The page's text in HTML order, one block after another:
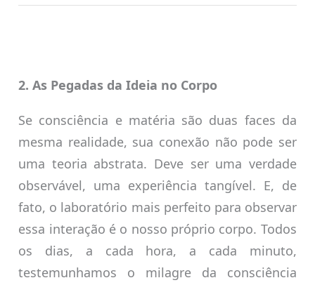
2. As Pegadas da Ideia no Corpo
Se consciência e matéria são duas faces da
mesma realidade, sua conexão não pode ser
uma teoria abstrata. Deve ser uma verdade
observável, uma experiência tangível. E, de
fato, o laboratório mais perfeito para observar
essa interação é o nosso próprio corpo. Todos
os dias, a cada hora, a cada minuto,
testemunhamos o milagre da consciência